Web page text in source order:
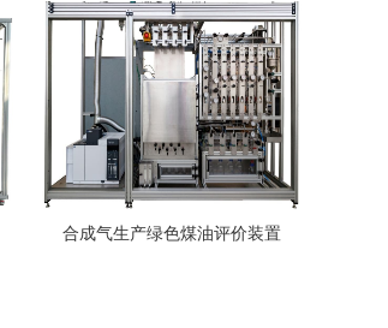
合成气生产绿色煤油评价装置